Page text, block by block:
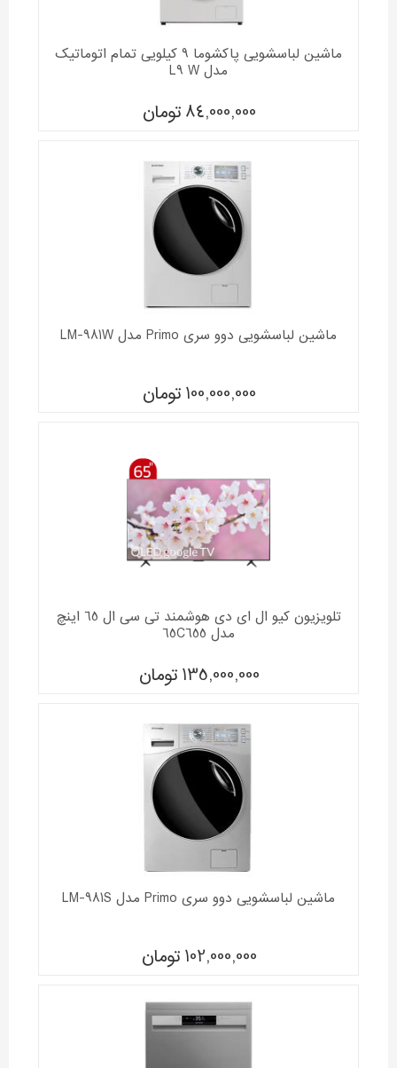
ماشین لباسشویی پاکشوما 9 کیلویی تمام اتوماتیک
مدل L9 W
84,000,000 تومان
ماشین لباسشویی دوو سری Primo مدل LM-981W
100,000,000 تومان
تلویزیون کیو ال ای دی هوشمند تی سی ال 65 اینچ
مدل 65C655
135,000,000 تومان
ماشین لباسشویی دوو سری Primo مدل LM-981S
102,000,000 تومان